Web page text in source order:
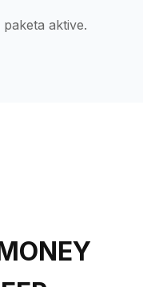
aktive.